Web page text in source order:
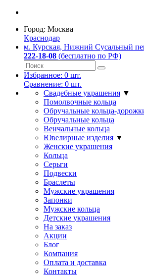
Город: Москва
Краснодар
м. Курская, Нижний Сусальный
222-18-08 (бесплатно по РФ)
Избранное: 0 шт.
Сравнение: 0 шт.
Свадебные украшения ▼
Помолвочные кольца
Обручальные кольца-
Обручальные кольца
Венчальные кольца
Ювелирные изделия ▼
Женские украшения
Кольца
Серьги
Подвески
Браслеты
Мужские украшения
Запонки
Мужские кольца
Детские украшения
На заказ
Акции
Блог
Компания
Оплата и доставка
Контакты